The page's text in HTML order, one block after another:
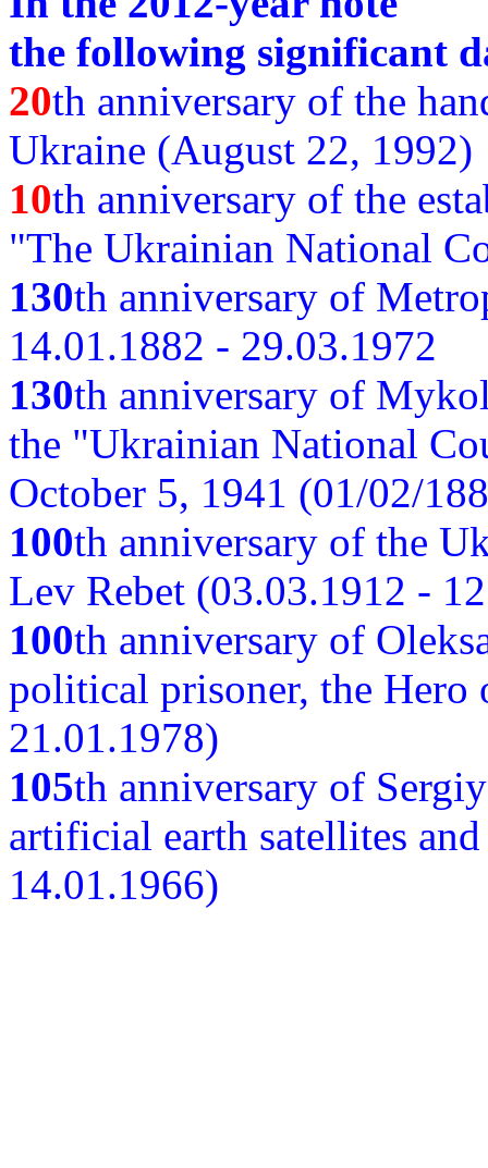
the following significant
20th anniversary of the
Ukraine (August 22, 1992)
10th anniversary of the
"The Ukrainian National
130th anniversary of
14.01.1882 - 29.03.1972
130th anniversary of
the "Ukrainian National
October 5, 1941 (01/02/
100th anniversary of the
Lev Rebet (03.03.1912 -
100th anniversary of
political prisoner, the
21.01.1978)
105th anniversary of
artificial earth satellites
14.01.1966)